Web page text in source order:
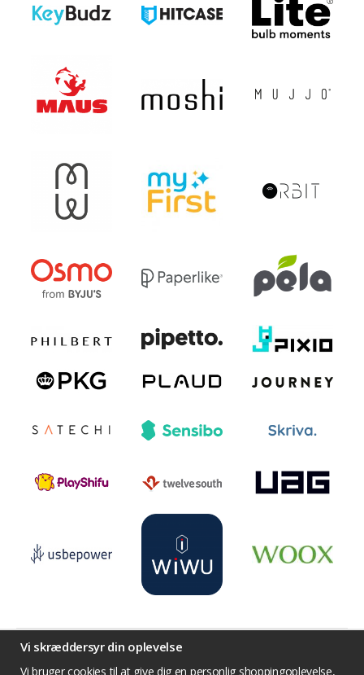
Vi skræddersyr din oplevelse
Vi bruger cookies til at give dig en personlig shoppingoplevelse,